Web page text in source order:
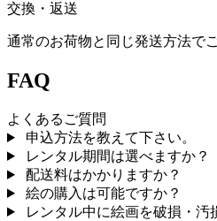
交換・返送
通常のお荷物と同じ発送方法で
FAQ
よくあるご質問
申込方法を教えて下さい。
レンタル期間は選べますか？
配送料はかかりますか？
絵の購入は可能ですか？
レンタル中に絵画を破損・